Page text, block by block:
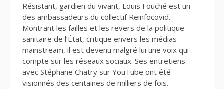
Résistant, gardien du vivant, Louis Fouché est un
des ambassadeurs du collectif Reinfocovid.
Montrant les failles et les revers de la politique
sanitaire de l’État, critique envers les médias
mainstream, il est devenu malgré lui une voix qui
compte sur les réseaux sociaux. Ses entretiens
avec Stéphane Chatry sur YouTube ont été
visionnés des centaines de milliers de fois.